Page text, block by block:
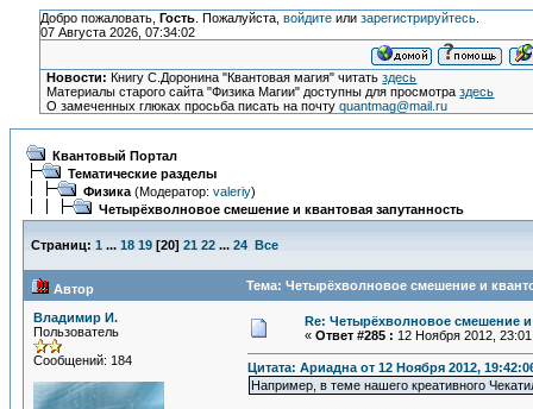
Добро пожаловать, Гость. Пожалуйста, войдитеили зарегистрируйтесь.
07 Августа 2026, 07:34:02
Новости: Книгу С.Доронина "Квантовая магия" читатьздесь
Материалы старого сайта "Физика Магии" доступны для просмотраздесь
О замеченных глюках просьба писать на почтуquantmag@mail.ru
Квантовый Портал
Тематические разделы
Физика (Модератор: valeriy)
Четырёхволновое смешение и квантовая запутанность
Страниц: 1 ... 18 19 [20] 21 22 ... 24 Все
Автор Тема: Четырёхволновое смешение и
Владимир И.
Пользователь
Сообщений: 184
Re: Четырёхволновое смешение и
« Ответ #285 : 12 Ноября 2012,
Цитата: Ариадна от 12 Ноября 2012,
Например, в теме нашего креативного